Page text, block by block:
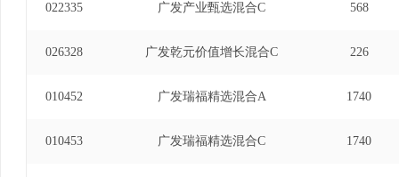
022335 广发产业甄选混合C 568
026328 广发乾元价值增长混合C 226
010452 广发瑞福精选混合A 1740
010453 广发瑞福精选混合C 1740